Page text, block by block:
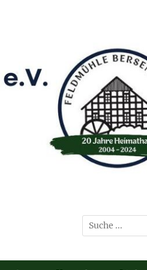
Suchen
nach: